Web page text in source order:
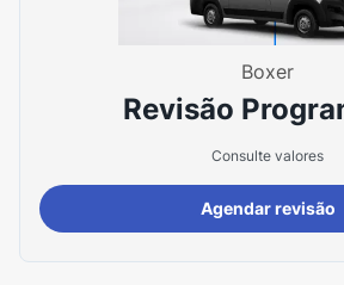
Boxer
Revisão
Consulte valores
Agendar revisão